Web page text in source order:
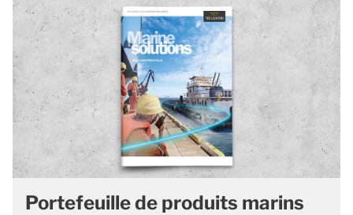
Portefeuille de produits marins